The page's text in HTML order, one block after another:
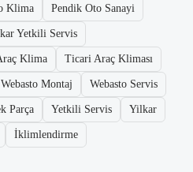
Klima Pendik Oto Sanayi
Yetkili Servis
Klima Ticari Araç Kliması
Webasto Montaj Webasto Servis
Parça Yetkili Servis Yilkar
İklimlendirme